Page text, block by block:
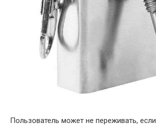
Пользователь может не переживать,